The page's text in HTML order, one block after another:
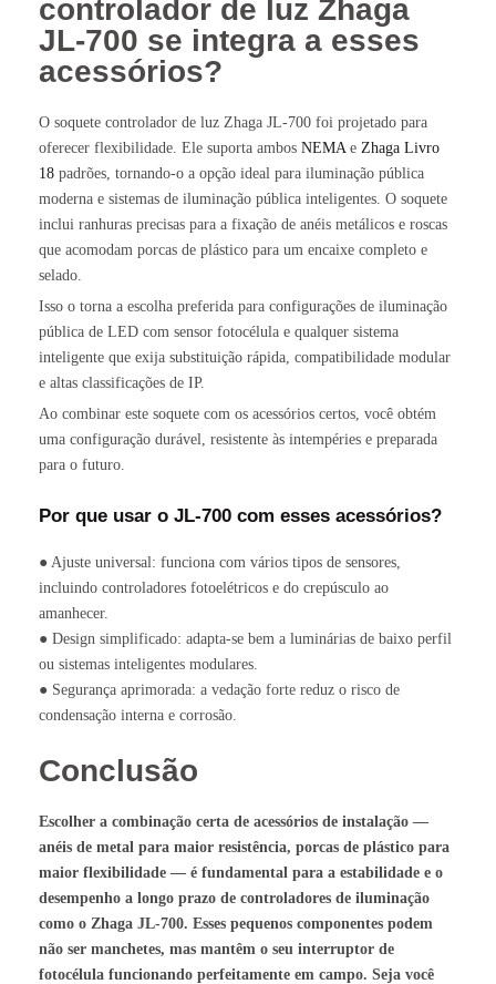
controlador de luz Zhaga
JL-700 se integra a esses
acessórios?
O soquete controlador de luz Zhaga JL-700 foi projetado para
oferecer flexibilidade. Ele suporta ambos NEMA e Zhaga Livro
18 padrões, tornando-o a opção ideal para iluminação pública
moderna e sistemas de iluminação pública inteligentes. O soquete
inclui ranhuras precisas para a fixação de anéis metálicos e roscas
que acomodam porcas de plástico para um encaixe completo e
selado.
Isso o torna a escolha preferida para configurações de iluminação
pública de LED com sensor fotocélula e qualquer sistema
inteligente que exija substituição rápida, compatibilidade modular
e altas classificações de IP.
Ao combinar este soquete com os acessórios certos, você obtém
uma configuração durável, resistente às intempéries e preparada
para o futuro.
Por que usar o JL-700 com esses acessórios?
● Ajuste universal: funciona com vários tipos de sensores,
incluindo controladores fotoelétricos e do crepúsculo ao
amanhecer.
● Design simplificado: adapta-se bem a luminárias de baixo perfil
ou sistemas inteligentes modulares.
● Segurança aprimorada: a vedação forte reduz o risco de
condensação interna e corrosão.
Conclusão
Escolher a combinação certa de acessórios de instalação —
anéis de metal para maior resistência, porcas de plástico para
maior flexibilidade — é fundamental para a estabilidade e o
desempenho a longo prazo de controladores de iluminação
como o Zhaga JL-700. Esses pequenos componentes podem
não ser manchetes, mas mantêm o seu interruptor de
fotocélula funcionando perfeitamente em campo. Seja você